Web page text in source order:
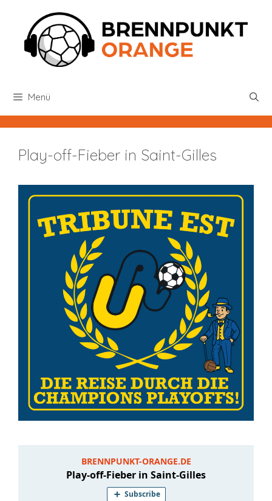
springen
Menü
Play-off-Fieber in Saint-Gilles